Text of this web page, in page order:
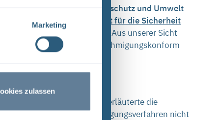
Marketing
zulassen
Energie, Klimaschutz und Umwelt
oder das
Bundesamt für die Sicherheit
mit einem Fazit: „Aus unserer Sicht
Verfahren genehmigungskonform
des Endlagers Morsleben, erläuterte die
ist für ein Stilllegungsverfahren nicht